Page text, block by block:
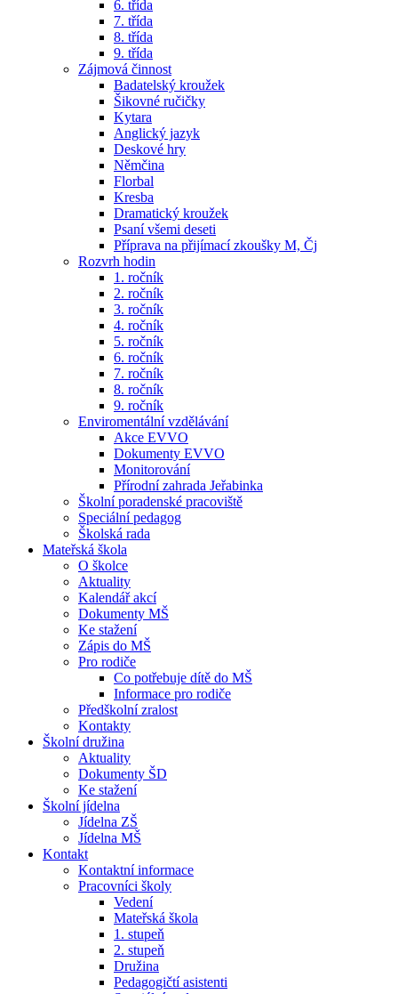
6. třída
7. třída
8. třída
9. třída
Zájmová činnost
Badatelský kroužek
Šikovné ručičky
Kytara
Anglický jazyk
Deskové hry
Němčina
Florbal
Kresba
Dramatický kroužek
Psaní všemi deseti
Příprava na přijímací zkoušky M, Čj
Rozvrh hodin
1. ročník
2. ročník
3. ročník
4. ročník
5. ročník
6. ročník
7. ročník
8. ročník
9. ročník
Enviromentální vzdělávání
Akce EVVO
Dokumenty EVVO
Monitorování
Přírodní zahrada Jeřabinka
Školní poradenské pracoviště
Speciální pedagog
Školská rada
Mateřská škola
O školce
Aktuality
Kalendář akcí
Dokumenty MŠ
Ke stažení
Zápis do MŠ
Pro rodiče
Co potřebuje dítě do MŠ
Informace pro rodiče
Předškolní zralost
Kontakty
Školní družina
Aktuality
Dokumenty ŠD
Ke stažení
Školní jídelna
Jídelna ZŠ
Jídelna MŠ
Kontakt
Kontaktní informace
Pracovníci školy
Vedení
Mateřská škola
1. stupeň
2. stupeň
Družina
Pedagogičtí asistenti